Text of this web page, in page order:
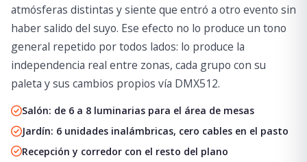
atmósferas distintas y siente que entró a otro evento sin
haber salido del suyo. Ese efecto no lo produce un tono
general repetido por todos lados: lo produce la
independencia real entre zonas, cada grupo con su
paleta y sus cambios propios vía DMX512.
Salón: de 6 a 8 luminarias para el área de mesas
Jardín: 6 unidades inalámbricas, cero cables en el pasto
Recepción y corredor con el resto del plano